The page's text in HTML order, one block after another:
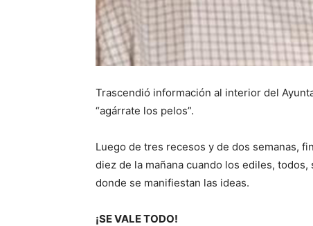
Trascendió información al interior del
“agárrate los pelos”.
Luego de tres recesos y de dos semanas,
diez de la mañana cuando los ediles,
donde se manifiestan las ideas.
¡SE VALE TODO!